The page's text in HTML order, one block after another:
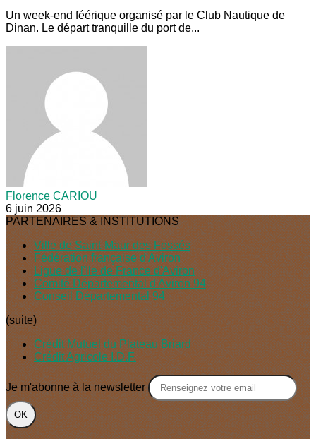
Un week-end féérique organisé par le Club Nautique de
Dinan. Le départ tranquille du port de...
Florence CARIOU
6 juin 2026
PARTENAIRES & INSTITUTIONS
Ville de Saint-Maur des Fossés
Fédération française d'Aviron
Ligue de l'Ile de France d'Aviron
Comité Départemental d'Aviron 94
Conseil Départemental 94
(suite)
Crédit Mutuel du Plateau Briard
Crédit Agricole I.D.F.
Je m'abonne à la newsletter
OK